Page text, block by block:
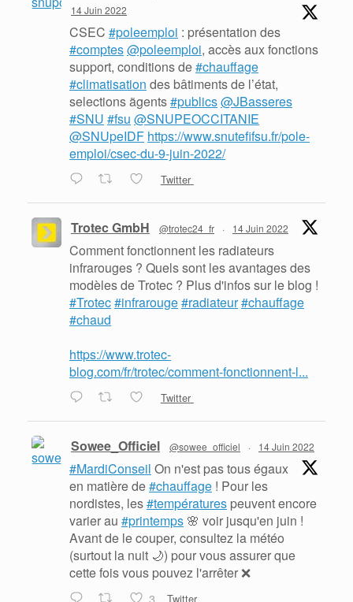
14 Juin 2022
CSEC #poleemploi : présentation des
#comptes@poleemploi, accès aux fonctions
support, conditions de#chauffage
#climatisation des bâtiments de l’état,
selections ãgents#publics@JBasseres
#SNU #fsu @SNUPEOCCITANIE
@SNUpeIDF https://www.snutefifsu.fr/pole-
emploi/csec-du-9-juin-2022/
Twitter
Trotec GmbH @trotec24_fr · 14 Juin 2022
Comment fonctionnent les radiateurs
infrarouges ? Quels sont les avantages des
modèles de Trotec ? Plus d'infos sur le blog !
#Trotec#infrarouge#radiateur#chauffage
#chaud
https://www.trotec-
blog.com/fr/trotec/comment-fonctionnent-l...
Twitter
Sowee_Officiel @sowee_officiel · 14 Juin 2022
#MardiConseil On n'est pas tous égaux
en matière de#chauffage ! Pour les
nordistes, les#températures peuvent encore
varier au #printemps 🌸 voir jusqu'en juin !
Avant de le couper, consultez la météo
(surtout la nuit 🌙) pour vous assurer que
cette fois vous pouvez l'arrêter ❌
Twitter